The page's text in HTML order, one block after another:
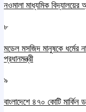
নওমালা মাধ্যমিক বিদ্যালয়ের
৮
মডেল মসজিদ মানুষকে ধর্মের
প্রধানমন্ত্রী
৯
বাংলাদেশে ৪৭০ কোটি